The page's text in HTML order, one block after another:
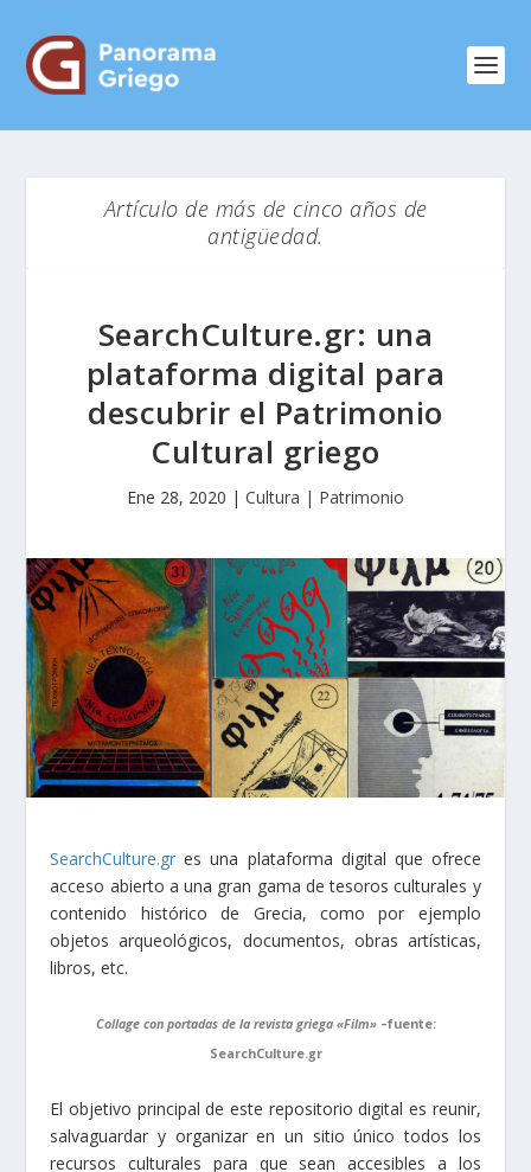
Artículo de más de cinco años de
antigüedad.
SearchCulture.gr: una
plataforma digital para
descubrir el Patrimonio
Cultural griego
Ene 28, 2020 | Cultura | Patrimonio
SearchCulture.gr es una plataforma digital que ofrece
acceso abierto a una gran gama de tesoros culturales y
contenido histórico de Grecia, como por ejemplo
objetos arqueológicos, documentos, obras artísticas,
libros, etc.
Collage con portadas de la revista griega «Film»–fuente:
SearchCulture.gr
El objetivo principal de este repositorio digital es reunir,
salvaguardar y organizar en un sitio único todos los
recursos culturales para que sean accesibles a los